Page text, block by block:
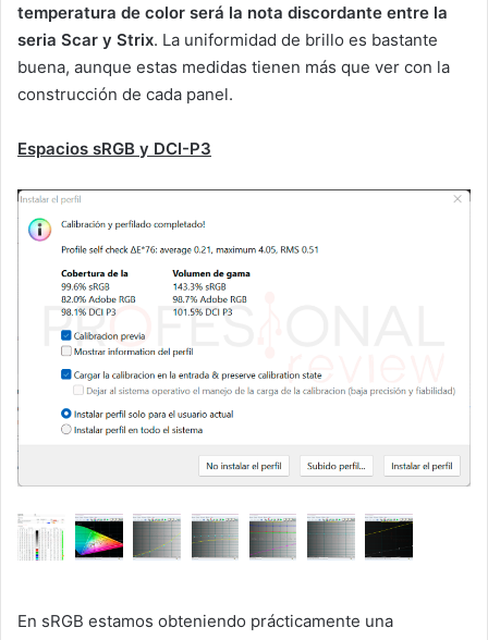
temperatura de color será la nota discordante entre la
seria Scar y Strix. La uniformidad de brillo es bastante
buena, aunque estas medidas tienen más que ver con la
construcción de cada panel.
Espacios sRGB y DCI-P3
En sRGB estamos obteniendo prácticamente una